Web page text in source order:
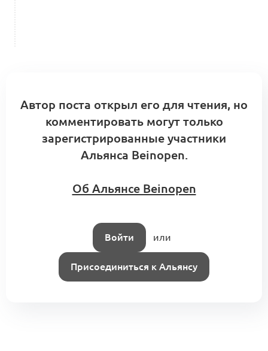
Автор поста открыл его для чтения, но
комментировать могут только
зарегистрированные участники
Альянса Beinopen.
Об Альянсе Beinopen
Войти или
Присоединиться к Альянсу